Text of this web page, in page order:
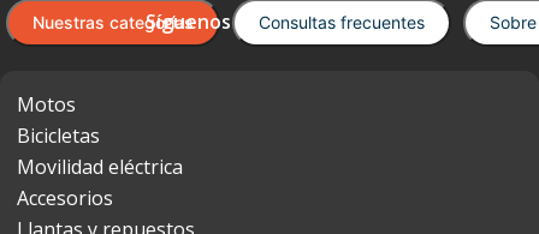
Nuestras categorías Consultas frecuentes
Motos
Bicicletas
Movilidad eléctrica
Accesorios